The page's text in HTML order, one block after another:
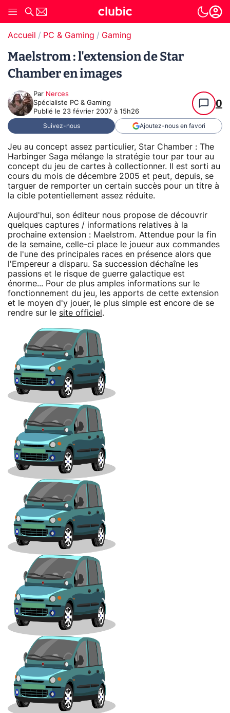
Accueil PC & Gaming Gaming
Maelstrom : l'extension de Star
Chamber en images
Par Nerces
Spécialiste PC & Gaming
Publié le 23 février 2007 à 15h26
0
Suivez-nous Ajoutez-nous en favori
Jeu au concept assez particulier, Star Chamber : The
Harbinger Saga mélange la stratégie tour par tour au
concept du jeu de cartes à collectionner. Il est sorti au
cours du mois de décembre 2005 et peut, depuis, se
targuer de remporter un certain succès pour un titre à
la cible potentiellement assez réduite.
Aujourd'hui, son éditeur nous propose de découvrir
quelques captures / informations relatives à la
prochaine extension : Maelstrom. Attendue pour la fin
de la semaine, celle-ci place le joueur aux commandes
de l'une des principales races en présence alors que
l'Empereur a disparu. Sa succession déchaîne les
passions et le risque de guerre galactique est
énorme... Pour de plus amples informations sur le
fonctionnement du jeu, les apports de cette extension
et le moyen d'y jouer, le plus simple est encore de se
rendre sur le site officiel .